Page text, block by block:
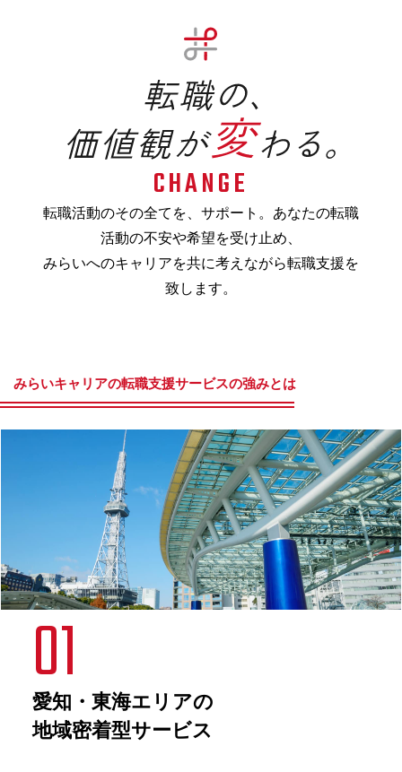
CHANGE
転職活動のその全てを、サポート。あなたの転職
活動の不安や希望を受け止め、
みらいへのキャリアを共に考えながら転職支援を
致します。
みらいキャリアの転職支援サービスの強みとは
01
愛知・東海エリアの
地域密着型サービス